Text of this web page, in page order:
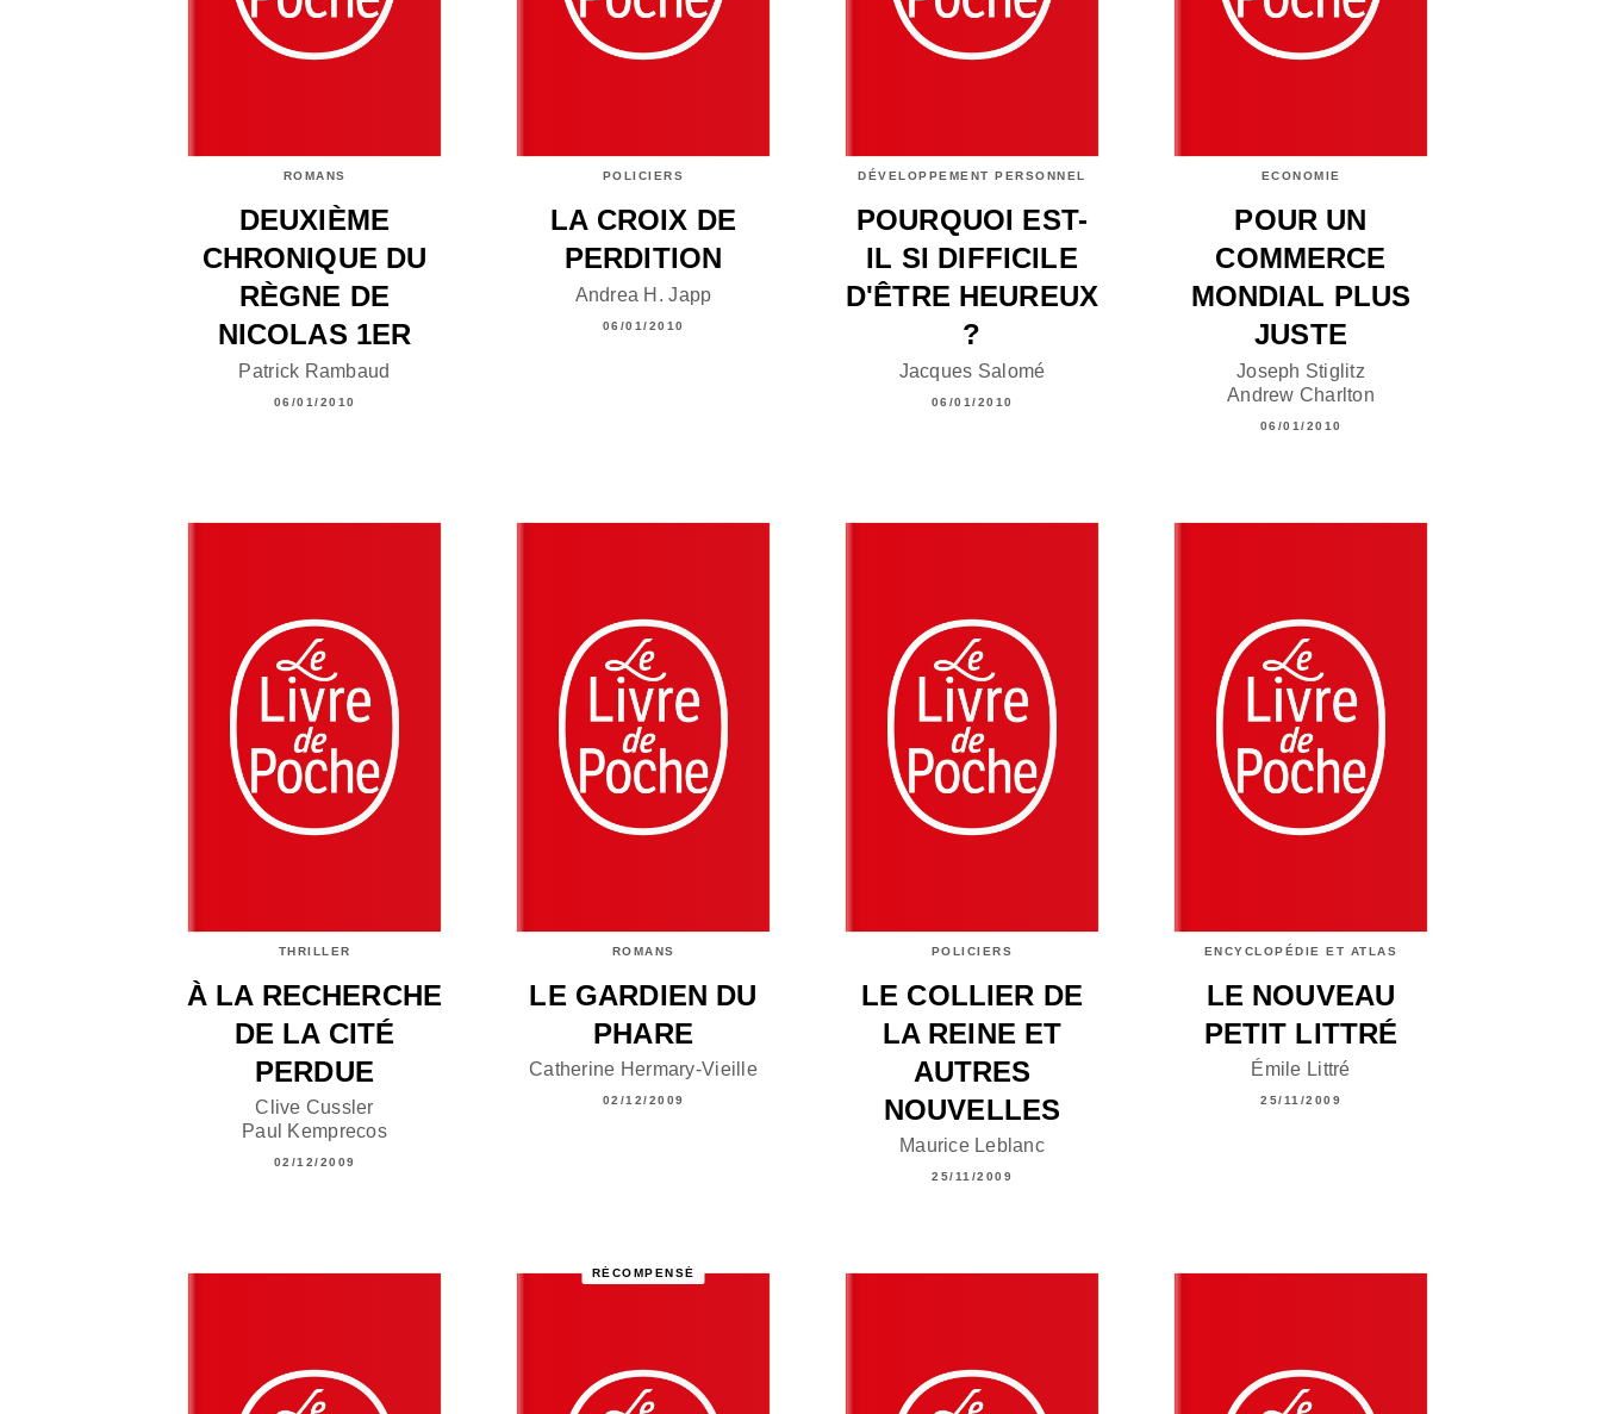
ROMANS
DEUXIÈME
CHRONIQUE DU
RÈGNE DE
NICOLAS 1ER
Patrick Rambaud
06/01/2010
POLICIERS
LA CROIX DE
PERDITION
Andrea H. Japp
06/01/2010
DÉVELOPPEMENT PERSONNEL
POURQUOI EST-
IL SI DIFFICILE
D'ÊTRE HEUREUX
?
Jacques Salomé
06/01/2010
ECONOMIE
POUR UN
COMMERCE
MONDIAL PLUS
JUSTE
Joseph Stiglitz
Andrew Charlton
06/01/2010
THRILLER
À LA RECHERCHE
DE LA CITÉ
PERDUE
Clive Cussler
Paul Kemprecos
02/12/2009
ROMANS
LE GARDIEN DU
PHARE
Catherine Hermary-Vieille
02/12/2009
POLICIERS
LE COLLIER DE
LA REINE ET
AUTRES
NOUVELLES
Maurice Leblanc
25/11/2009
ENCYCLOPÉDIE ET ATLAS
LE NOUVEAU
PETIT LITTRÉ
Émile Littré
25/11/2009
RÉCOMPENSÉ